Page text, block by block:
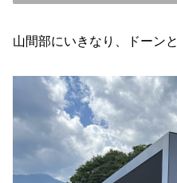
山間部にいきなり、ドーン